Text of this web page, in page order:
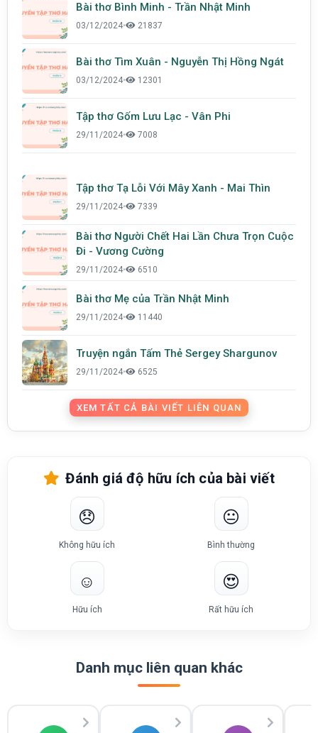
Bài thơ Bình Minh - Trần Nhật Minh
03/12/2024• 21837
Bài thơ Tìm Xuân - Nguyễn Thị Hồng Ngát
03/12/2024• 12301
Tập thơ Gốm Lưu Lạc - Vân Phi
29/11/2024• 7008
Tập thơ Tạ Lỗi Với Mây Xanh - Mai Thìn
29/11/2024• 7339
Bài thơ Người Chết Hai Lần Chưa Trọn Cuộc
Đi - Vương Cường
29/11/2024• 6510
Bài thơ Mẹ của Trần Nhật Minh
29/11/2024• 11440
Truyện ngắn Tấm Thẻ Sergey Shargunov
29/11/2024• 6525
XEM TẤT CẢ BÀI VIẾT LIÊN QUAN
Đánh giá độ hữu ích của bài viết
😞
Không hữu ích
😐
Bình thường
☺️
Hữu ích
😍
Rất hữu ích
Danh mục liên quan khác